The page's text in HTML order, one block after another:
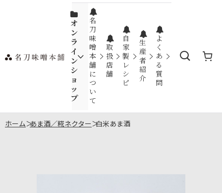
オ
ン
ラ
イ
ン
シ
ョ
ッ
プ
名
刀
味
噌
本
舗
に
つ
い
て
取
扱
店
舗
自
家
製
レ
シ
ピ
生
産
者
紹
介
よ
く
あ
る
質
問
ホーム>あま酒／糀ネクター>白米あま酒